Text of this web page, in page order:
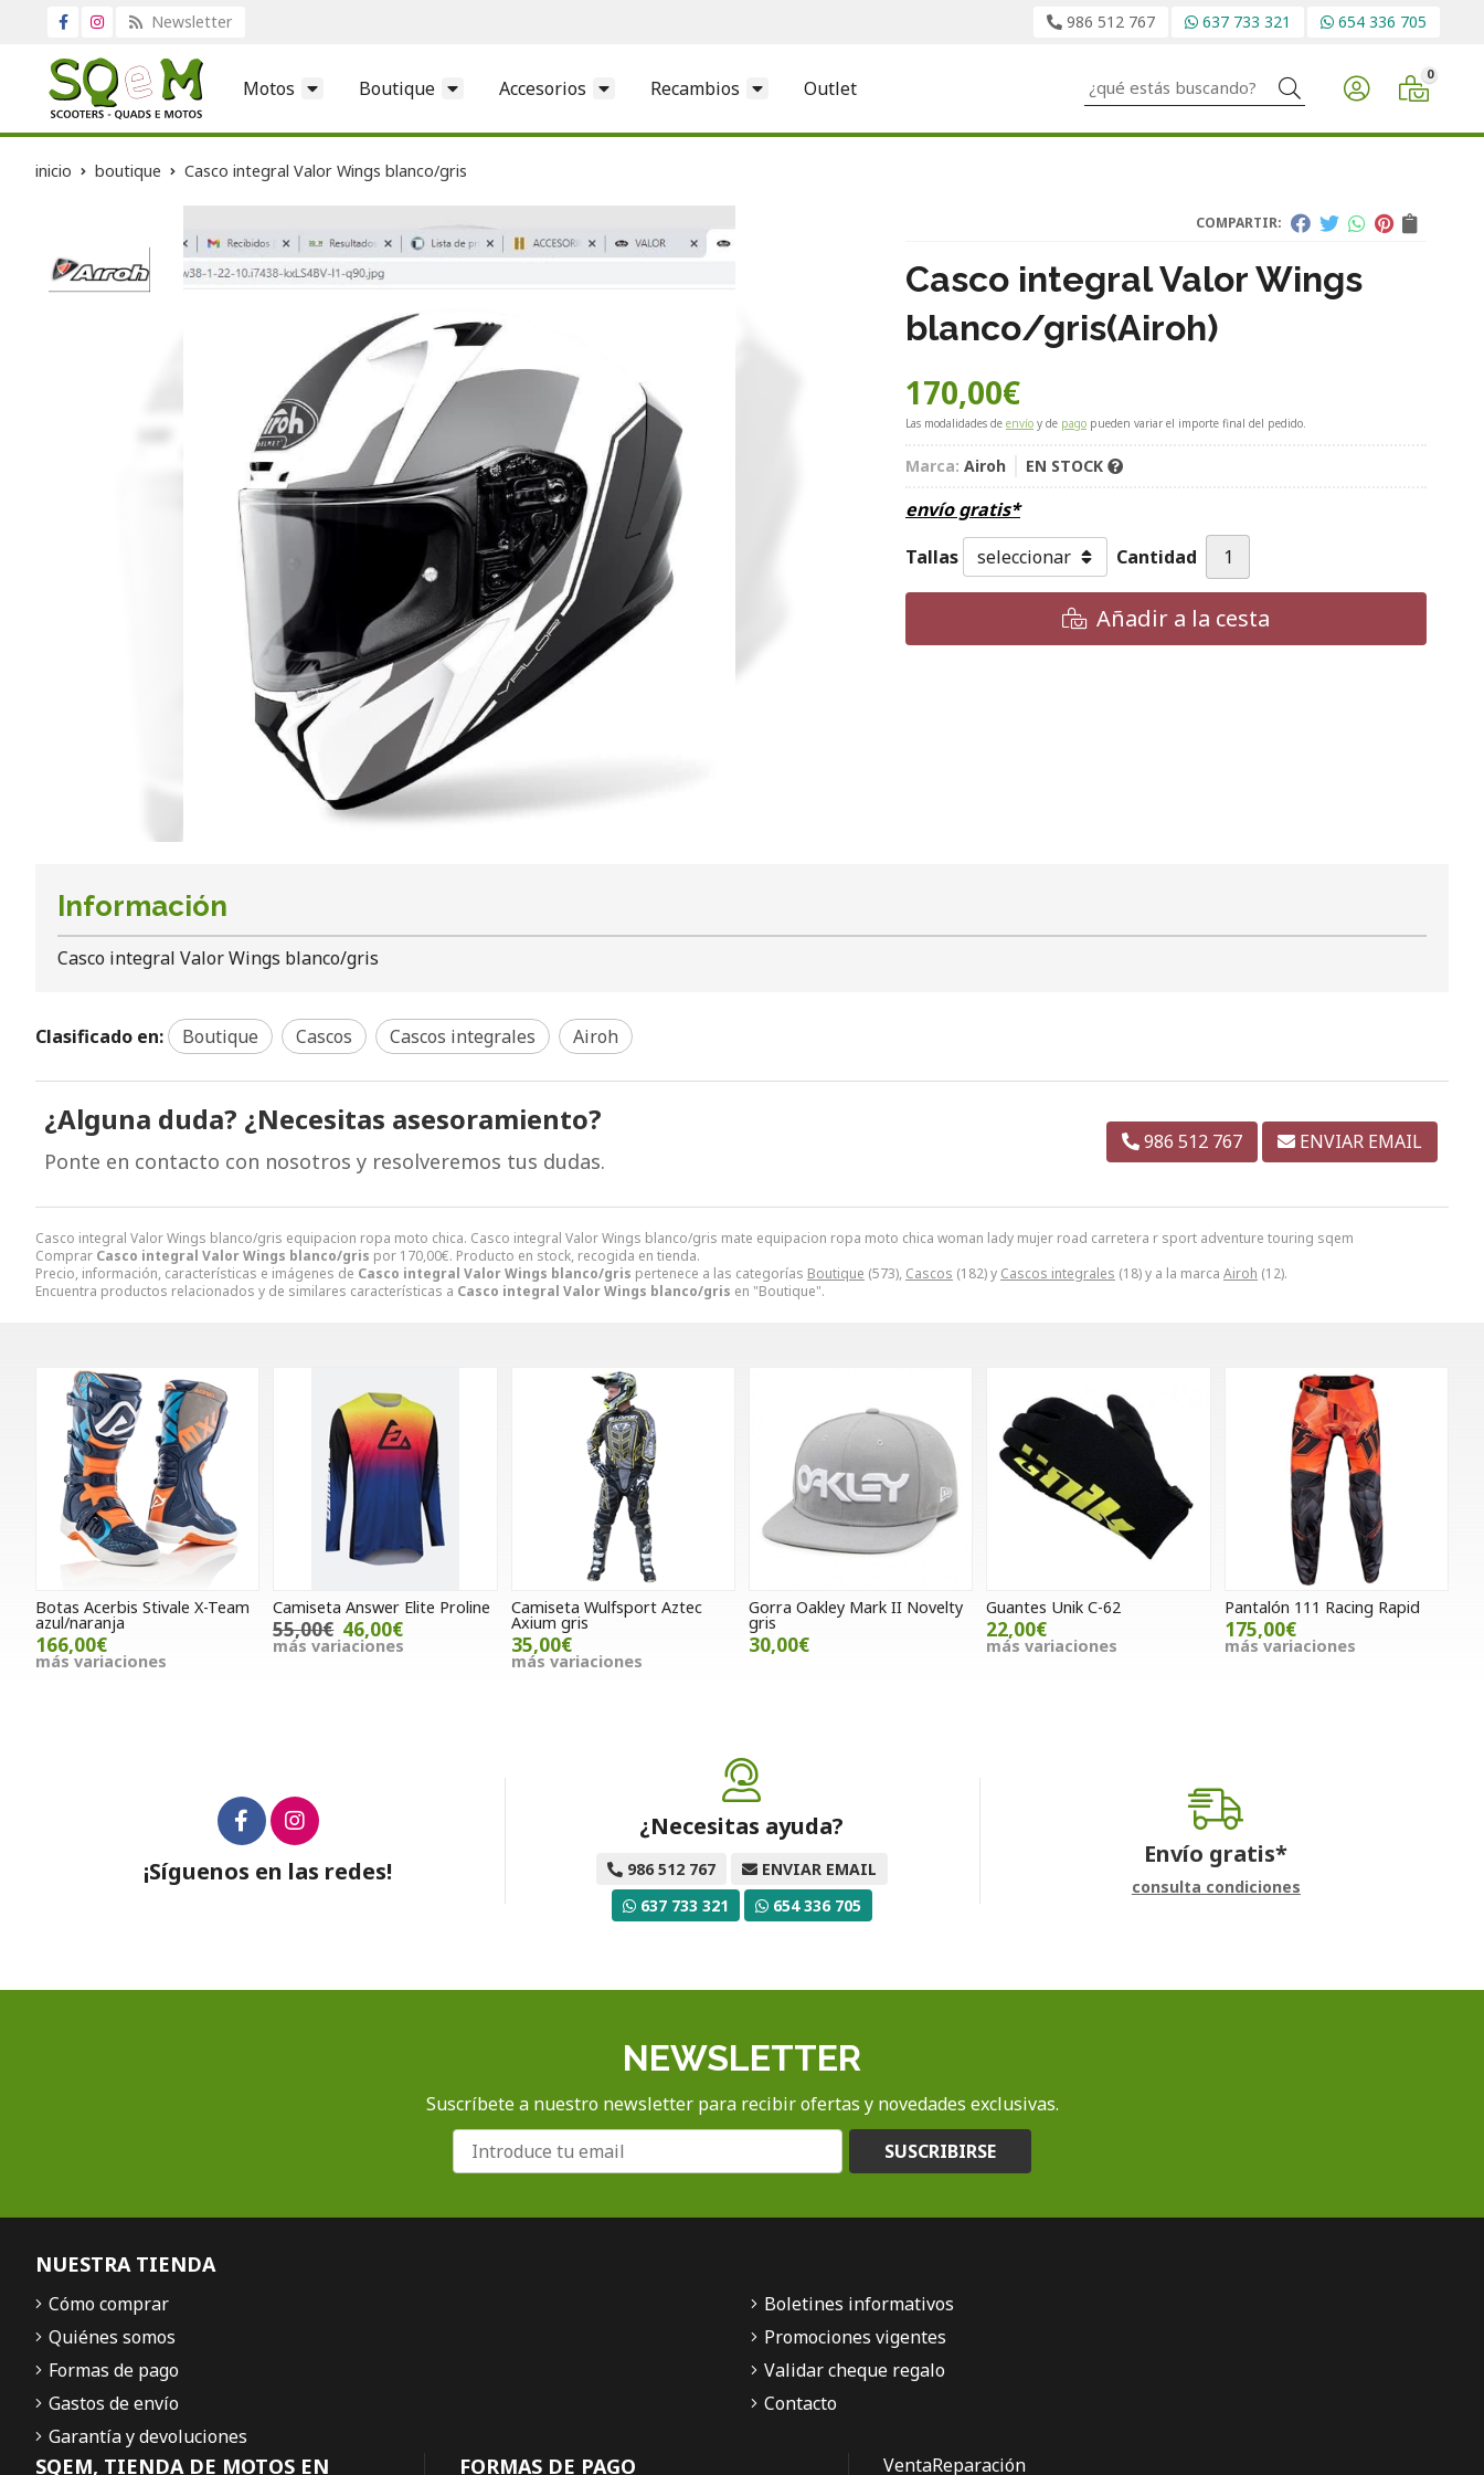
Newsletter 986 512 767 637 733 321 654 336 705
Motos Boutique Accesorios Recambios Outlet Buscar 0
inicio boutique Casco integral Valor Wings blanco/gris
COMPARTIR:
Casco integral Valor Wings
blanco/gris(Airoh)
170,00€
Las modalidades de envío y de pago pueden variar el importe final del pedido.
Marca: Airoh EN STOCK
envío gratis*
Tallas
Cantidad
Añadir a la cesta
Casco integral Valor Wings blanco/gris equipacion ropa moto chica. Casco integral Valor Wings blanco/gris mate equipacion ropa moto chica woman lady mujer road carretera r sport adventure touring sqem
Comprar Casco integral Valor Wings blanco/gris por 170,00€. Producto en stock, recogida en tienda.
Precio, información, características e imágenes de Casco integral Valor Wings blanco/gris pertenece a las categorías Boutique (573), Cascos (182) y Cascos integrales (18) y a la marca Airoh (12).
Encuentra productos relacionados y de similares características a Casco integral Valor Wings blanco/gris en "Boutique".
Información
Casco integral Valor Wings blanco/gris
Clasificado en: Boutique Cascos Cascos integrales Airoh
¿Alguna duda? ¿Necesitas asesoramiento?
Ponte en contacto con nosotros y resolveremos tus dudas.
986 512 767 ENVIAR EMAIL
Botas Acerbis Stivale X-Team
azul/naranja
166,00€
más variaciones
Camiseta Answer Elite Proline
55,00€ 46,00€
más variaciones
Camiseta Wulfsport Aztec
Axium gris
35,00€
más variaciones
Gorra Oakley Mark II Novelty
gris
30,00€
Guantes Unik C-62
22,00€
más variaciones
Pantalón 111 Racing Rapid
175,00€
más variaciones
¡Síguenos en las redes!
¿Necesitas ayuda?
986 512 767
ENVIAR EMAIL
637 733 321
654 336 705
Envío gratis*
consulta condiciones
NEWSLETTER
Suscríbete a nuestro newsletter para recibir ofertas y novedades exclusivas.
SUSCRIBIRSE
SQEM, TIENDA DE MOTOS EN FORMAS DE PAGO
NUESTRA TIENDA
Cómo comprar
Quiénes somos
Formas de pago
Gastos de envío
Garantía y devoluciones
Boletines informativos
Promociones vigentes
Validar cheque regalo
Contacto
VentaReparación